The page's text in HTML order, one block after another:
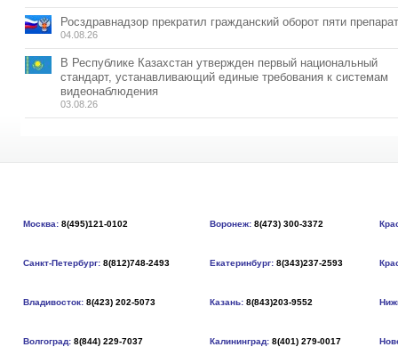
Росздравнадзор прекратил гражданский оборот пяти
04.08.26
В Республике Казахстан утвержден первый национальный
стандарт, устанавливающий единые требования к системам
видеонаблюдения
03.08.26
Москва: 8(495)121-0102 Воронеж: 8(473) 300-3372
Санкт-Петербург: 8(812)748-2493 Екатеринбург: 8(343)237-2593
Владивосток: 8(423) 202-5073 Казань: 8(843)203-9552
Волгоград: 8(844) 229-7037 Калининград: 8(401) 279-0017